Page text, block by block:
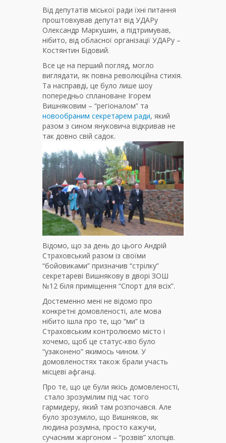
Від депутатів міської ради їхні питання
проштовхував депутат від УДАРу
Олександр Маркушин, а підтримував,
нібито, від обласної організації УДАРу –
Костянтин Бідовий.
Все це на перший погляд, могло
виглядати, як повна революційна стихія.
Та насправді, це було лише шоу
попередньо сплановане Ігорем
Вишняковим – “регіоналом” та
новообраним секретарем ради, який
разом з сином януковича відкривав не
так довно свій садок.
Відомо, що за день до цього Андрій
Страховський разом із своїми
“бойовиками” призначив “стрілку”
секретареві Вишнякову в дворі ЗОШ
№12 біля приміщення “Спорт для всіх”.
Достеменно мені не відомо про
конкретні домовленості, але мова
нібито ішла про те, що “ми” із
Страховським контролюємо місто і
хочемо, щоб це статус-кво було
“узаконено” якимось чином. У
домовленостях також брали участь
місцеві афганці.
Про те, що це були якісь домовленості,
стало зрозумілим під час того
гармидеру, який там розпочався. Але
було зрозуміло, що Вишняков, як
людина розумна, просто кажучи,
сучасним жаргоном – “розвів” хлопців.